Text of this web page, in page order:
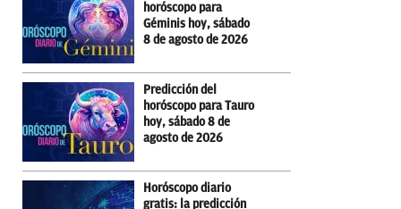
horóscopo para
Géminis hoy, sábado
8 de agosto de 2026
Predicción del
horóscopo para Tauro
hoy, sábado 8 de
agosto de 2026
Horóscopo diario
gratis: la predicción